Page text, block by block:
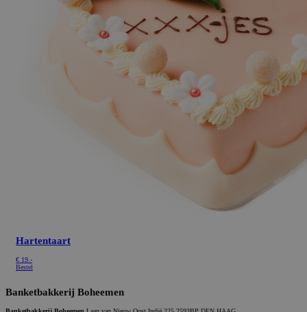
Hartentaart
€ 19.-
Bestel
Banketbakkerij Boheemen